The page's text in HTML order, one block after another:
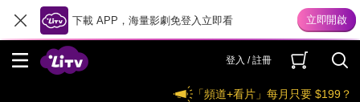
下載 APP，海量影劇免登入立即看
登入 / 註冊
「頻道+看片」每月只要 $199？